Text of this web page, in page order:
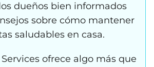
dueños bien informados
sobre cómo mantener
saludables en casa.
Services ofrece algo más que